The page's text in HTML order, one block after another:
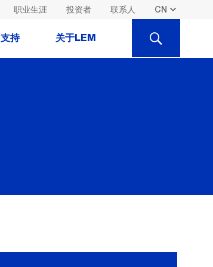
职业生涯 投资者 联系人
支持 关于LEM SEARCH